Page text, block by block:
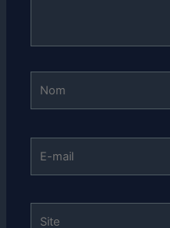
mail